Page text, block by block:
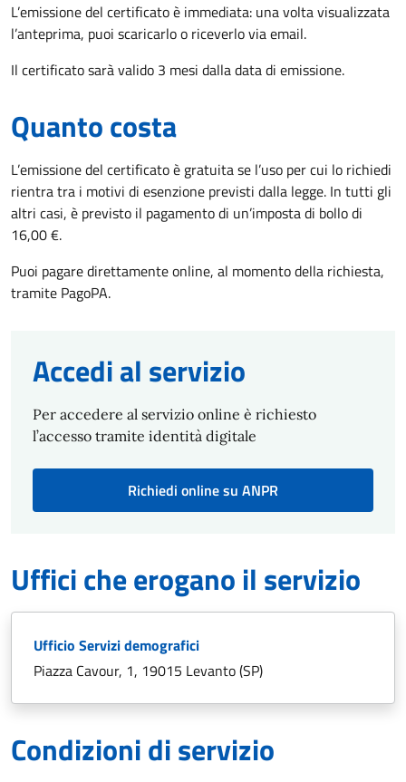
L’emissione del certificato è immediata: una volta visualizzata
l’anteprima, puoi scaricarlo o riceverlo via email.
Il certificato sarà valido 3 mesi dalla data di emissione.
Quanto costa
L’emissione del certificato è gratuita se l’uso per cui lo richiedi
rientra tra i motivi di esenzione previsti dalla legge. In tutti gli
altri casi, è previsto il pagamento di un’imposta di bollo di
16,00 €.
Puoi pagare direttamente online, al momento della richiesta,
tramite PagoPA.
Accedi al servizio
Per accedere al servizio online è richiesto
l’accesso tramite identità digitale
Richiedi online su ANPR
Uffici che erogano il servizio
Ufficio Servizi demografici
Piazza Cavour, 1, 19015 Levanto (SP)
Condizioni di servizio